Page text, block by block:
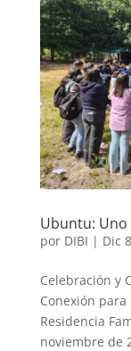
Ubuntu: Uno
por DIBI | Dic
Celebración y
Conexión
Residencia
noviembre de